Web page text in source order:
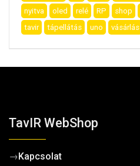
nyitva
oled relé RP shop
tavir
tápellátás uno vásárlás
TavIR WebShop
→Kapcsolat